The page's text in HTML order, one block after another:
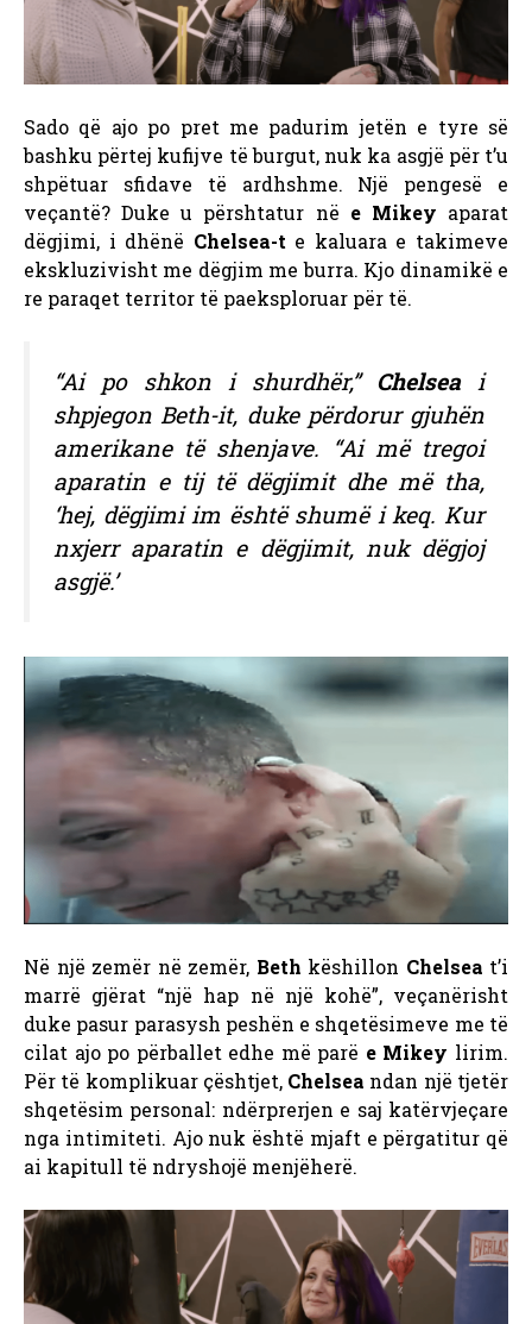
Sado që ajo po pret me padurim jetën e tyre së
bashku përtej kufijve të burgut, nuk ka asgjë për t’u
shpëtuar sfidave të ardhshme. Një pengesë e
veçantë? Duke u përshtatur në e Mikey aparat
dëgjimi, i dhënë Chelsea-t e kaluara e takimeve
ekskluzivisht me dëgjim me burra. Kjo dinamikë e
re paraqet territor të paeksploruar për të.
“Ai po shkon i shurdhër,” Chelseai
shpjegon Beth-it, duke përdorur gjuhën
amerikane të shenjave. “Ai më tregoi
aparatin e tij të dëgjimit dhe më tha,
‘hej, dëgjimi im është shumë i keq. Kur
nxjerr aparatin e dëgjimit, nuk dëgjoj
asgjë.’
Në një zemër në zemër, Beth këshillon Chelsea t’i
marrë gjërat “një hap në një kohë”, veçanërisht
duke pasur parasysh peshën e shqetësimeve me të
cilat ajo po përballet edhe më parë e Mikey lirim.
Për të komplikuar çështjet, Chelsea ndan një tjetër
shqetësim personal: ndërprerjen e saj katërvjeçare
nga intimiteti. Ajo nuk është mjaft e përgatitur që
ai kapitull të ndryshojë menjëherë.